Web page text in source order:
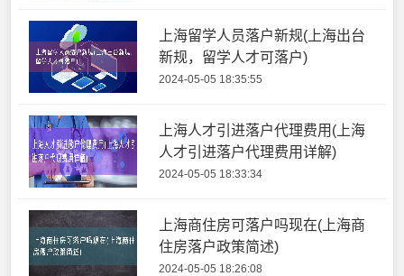
上海留学人员落户新规(上海出台
新规，留学人才可落户)
2024-05-05 18:35:55
上海人才引进落户代理费用(上海
人才引进落户代理费用详解)
2024-05-05 18:33:34
上海商住房可落户吗现在(上海商
住房落户政策简述)
2024-05-05 18:26:08